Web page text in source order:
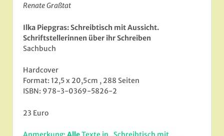
Renate Graßtat
Ilka Piepgras: Schreibtisch mit Aussicht.
Schriftstellerinnen über ihr Schreiben
Sachbuch
Hardcover
Format: 12,5 x 20,5 cm , 288 Seiten
ISBN: 978-3-0369-5826-2
23 Euro